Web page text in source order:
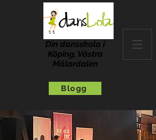
Din dansskola i
Köping, Västra
Mälardalen
Blogg